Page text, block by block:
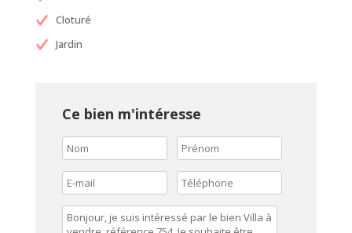
Cloturé
Jardin
Ce bien m'intéresse